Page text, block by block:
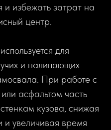
и избежать затрат на
центр.
для
и налипающих
При работе с
асфальтом часть
кузова, снижая
и увеличивая время